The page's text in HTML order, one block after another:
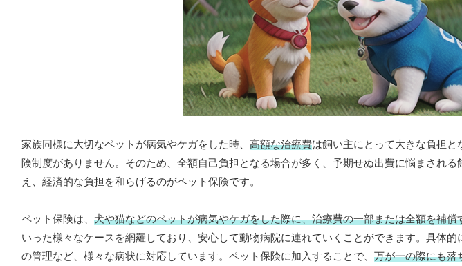
家族同様に大切なペットが病気やケガをした時、 高額な治療費は飼い主にとって大きな負担
険制度がありません。そのため、全額自己負担となる場合が多く、予期せぬ出費に悩まされ
え、経済的な負担を和らげるのがペット保険です。
ペット保険は、 犬や猫などのペットが病気やケガをした際に、治療費の一部または全額を補償
いった様々なケースを網羅しており、安心して動物病院に連れていくことができます。具体
の管理など、様々な病状に対応しています。ペット保険に加入することで、 万が一の際にも落